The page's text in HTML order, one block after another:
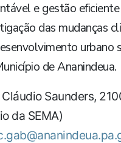
e gestão eficiente
das mudanças
urbano
de Ananindeua.
Cláudio Saunders,
da SEMA)